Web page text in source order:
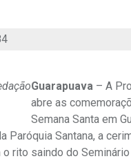
Guarapuava – A
abre as
Semana Santa em
Paróquia Santana, a
o rito saindo do